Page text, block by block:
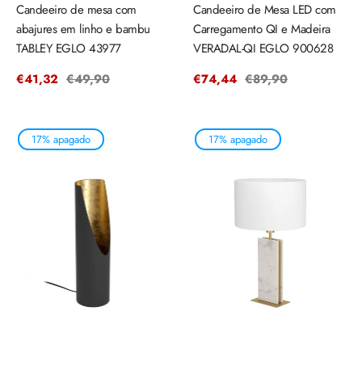
Candeeiro de mesa com
abajures em linho e bambu
TABLEY EGLO 43977
Precio
€41,32 Precio
€49,90
Candeeiro de Mesa LED com
Carregamento QI e Madeira
VERADAL-QI EGLO 900628
Precio
€74,44 Precio
€89,90
17% apagado 17% apagado